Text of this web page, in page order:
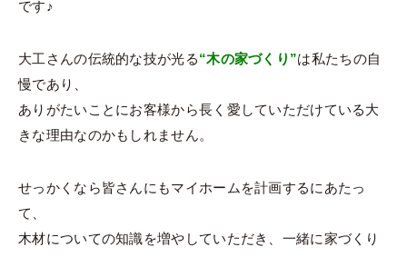
です♪
大工さんの伝統的な技が光る“木の家づくり”は私たちの自
慢であり、
ありがたいことにお客様から長く愛していただけている大
きな理由なのかもしれません。
せっかくなら皆さんにもマイホームを計画するにあたっ
て、
木材についての知識を増やしていただき、一緒に家づくり